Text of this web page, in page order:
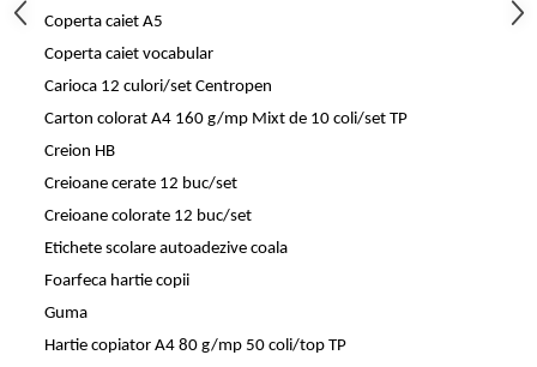
Coperta caiet A5
Coperta caiet vocabular
Carioca 12 culori/set Centropen
Carton colorat A4 160 g/mp Mixt de 10 coli/set TP
Creion HB
Creioane cerate 12 buc/set
Creioane colorate 12 buc/set
Etichete scolare autoadezive coala
Foarfeca hartie copii
Guma
Hartie copiator A4 80 g/mp 50 coli/top TP